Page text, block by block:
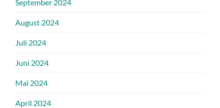
September 2024
August 2024
Juli 2024
Juni 2024
Mai 2024
April 2024